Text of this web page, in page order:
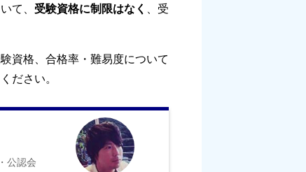
て、 受験資格に制限はなく
、受
資格、合格率・難易度について
ださい。
公認会